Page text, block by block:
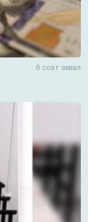
6 соат аввал